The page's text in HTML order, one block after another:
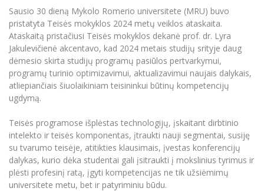
Pramoginių šokių kolektyvas ,,Bolero”
Universiteto teatras
MRU pop vokalinis ansamblis (vadovas Artūras
Novikas)
Dokumentai reglamentuojantys studijas
Neformaliuoju ir (ar) savišvietos būdu įgytų
kompetencijų vertinimas ir pripažinimas
Studijų organizavimas
Erasmus+ mobilumas studijoms (SMS)
Erasmus+ mobilumas praktikoms (SMP)
Kitos galimybės
Darbuotojams
Partnerystės
Azijos centras
Frankofoniškų šalių studijų centras
Karjeros centras
Emocinė gerovė
Tarptautinių ekspertų tinklas
Atitikties mokslinių tyrimų etikai komitetas
Mokslo laboratorijos
Žmogaus, aplinkos ir technologijų (HET)
Projektai
Akademinė leidyba
Mokymų LAB
Reitingai
Universiteto garbės nariai
Veiklos dokumentai
Akademinė etika
Universiteto simbolika
Atributika
Naujienos
Žmogaus ir visuomenės studijų fakultetas
Viešojo valdymo ir verslo fakultetas
Sūduvos akademija
Ekspertų sąrašas
Renginių kalendorius
Tinklalaidės
Bakalauro studijos
Švietimo ir kultūros vadovų MPA
Teisės LL.M.
Papildomosios studijos
Pedagogų rengimas
Sausio 30 dieną Mykolo Romerio universitete (MRU) buvo
pristatyta Teisės mokyklos 2024 metų veiklos ataskaita.
Ataskaitą pristačiusi Teisės mokyklos dekanė prof. dr. Lyra
Jakulevičienė akcentavo, kad 2024 metais studijų srityje daug
dėmesio skirta studijų programų pasiūlos pertvarkymui,
programų turinio optimizavimui, aktualizavimui naujais dalykais,
atliepiančiais šiuolaikiniam teisininkui būtinų kompetencijų
ugdymą.
Teisės programose išplėstas technologijų, įskaitant dirbtinio
intelekto ir teisės komponentas, įtraukti nauji segmentai, susiję
su tvarumo teisėje, atitikties klausimais, įvestas konferencijų
dalykas, kurio dėka studentai gali įsitraukti į mokslinius tyrimus ir
plėsti profesinį ratą, įgyti kompetencijas ne tik užsiėmimų
universitete metu, bet ir patyriminiu būdu.